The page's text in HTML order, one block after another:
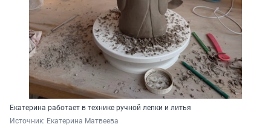
Екатерина работает в технике ручной лепки и литья
Источник: Екатерина Матвеева